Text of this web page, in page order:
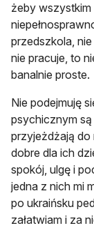
żeby
przedszkola,
nie pracuje, to
banalnie proste.
Nie podejmuję
psychicznym
przyjeżdżają do
dobre dla ich
spokój, ulgę i
jedna z nich mi
po ukraińsku
załatwiam i za